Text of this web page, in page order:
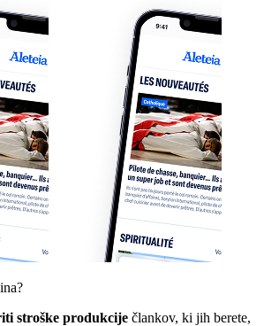
stroške produkcije člankov, ki jih berete,